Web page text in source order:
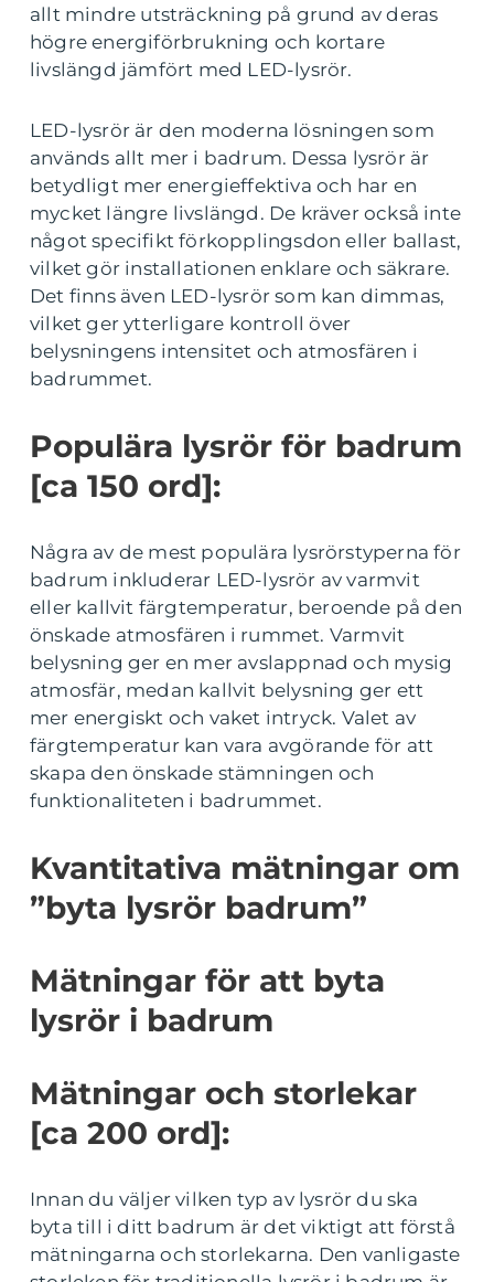
allt mindre utsträckning på grund av deras
högre energiförbrukning och kortare
livslängd jämfört med LED-lysrör.
LED-lysrör är den moderna lösningen som
används allt mer i badrum. Dessa lysrör är
betydligt mer energieffektiva och har en
mycket längre livslängd. De kräver också inte
något specifikt förkopplingsdon eller ballast,
vilket gör installationen enklare och säkrare.
Det finns även LED-lysrör som kan dimmas,
vilket ger ytterligare kontroll över
belysningens intensitet och atmosfären i
badrummet.
Populära lysrör för badrum
[ca 150 ord]:
Några av de mest populära lysrörstyperna för
badrum inkluderar LED-lysrör av varmvit
eller kallvit färgtemperatur, beroende på den
önskade atmosfären i rummet. Varmvit
belysning ger en mer avslappnad och mysig
atmosfär, medan kallvit belysning ger ett
mer energiskt och vaket intryck. Valet av
färgtemperatur kan vara avgörande för att
skapa den önskade stämningen och
funktionaliteten i badrummet.
Kvantitativa mätningar om
”byta lysrör badrum”
Mätningar för att byta
lysrör i badrum
Mätningar och storlekar
[ca 200 ord]:
Innan du väljer vilken typ av lysrör du ska
byta till i ditt badrum är det viktigt att förstå
mätningarna och storlekarna. Den vanligaste